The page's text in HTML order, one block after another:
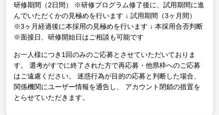
研修期間（2日間）
※研修プログラム修了後に、試用期間に進
んでいただくかの見極めを行います ↓ 試用期間（3ヶ月間）
※3ヶ月経過後に本採用の見極めを行います ↓ 本採用合否判断
※面接日、研修開始日はご相談も可能です
お一人様につき1回のみのご応募とさせていただいておりま
す。
選考がすでに終了された方で再応募・他県枠へのご応募
はご遠慮ください。
迷惑行為が目的の応募と判断した場合、
関係機関にユーザー情報を通告し、
アカウント閉鎖の措置を
とらせていただきます。